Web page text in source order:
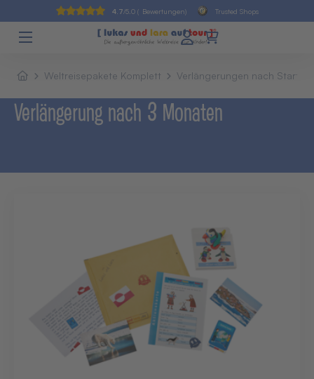
4.7/5.0 ( Bewertungen) Trusted Shops
Weltreisepakete Komplett Verlängerungen nach
Verlängerung nach 3 Monaten